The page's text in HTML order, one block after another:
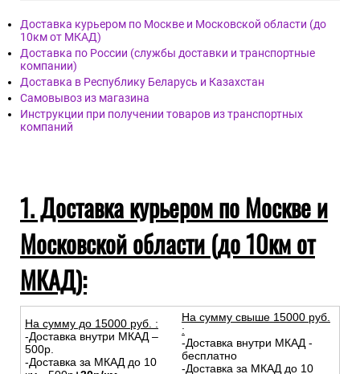
Доставка курьером по Москве и Московской области (до
10км от МКАД)
Доставка по России (службы доставки и транспортные
компании)
Доставка в Республику Беларусь и Казахстан
Самовывоз из магазина
Инструкции при получении товаров из транспортных
компаний
1. Доставка курьером по Москве и
Московской области (до 10км от
МКАД):
На сумму до 15000 руб. :
-Доставка внутри МКАД –
500р.
-Доставка за МКАД до 10
На сумму свыше 15000 руб.
:
-Доставка внутри МКАД -
бесплатно
-Доставка за МКАД до 10